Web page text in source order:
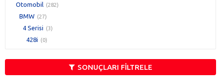
Otomobil (282)
BMW (27)
4 Serisi (3)
428i (0)
SONUÇLARI FİLTRELE